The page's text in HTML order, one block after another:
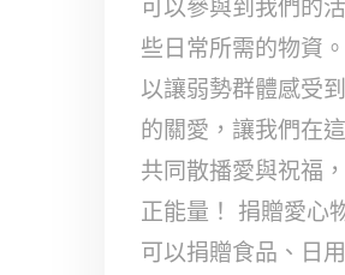
可以參與到我們的
些日常所需的物資
以讓弱勢群體感受
的關愛，讓我們在
共同散播愛與祝福
正能量！ 捐贈愛心
可以捐贈食品、日